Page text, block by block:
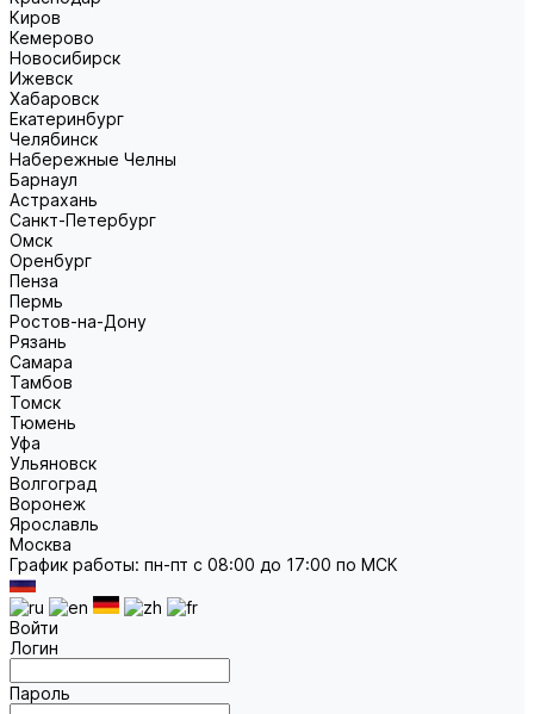
Киров
Кемерово
Новосибирск
Ижевск
Хабаровск
Екатеринбург
Челябинск
Набережные Челны
Барнаул
Астрахань
Санкт-Петербург
Омск
Оренбург
Пенза
Пермь
Ростов-на-Дону
Рязань
Самара
Тамбов
Томск
Тюмень
Уфа
Ульяновск
Волгоград
Воронеж
Ярославль
Москва
График работы: пн-пт с 08:00 до 17:00 по МСК
Войти
Логин
Пароль